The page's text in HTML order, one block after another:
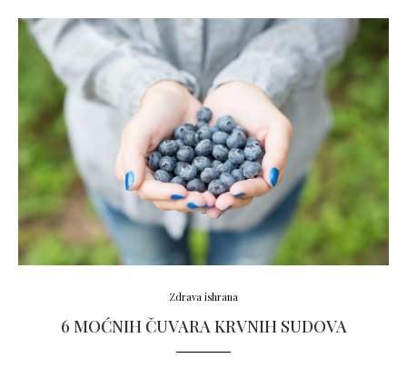
Zdrava ishrana
6 MOĆNIH ČUVARA KRVNIH SUDOVA